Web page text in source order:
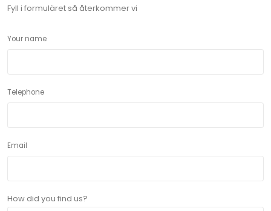
Fyll i formuläret så återkommer vi
Your name
Telephone
Email
How did you find us?